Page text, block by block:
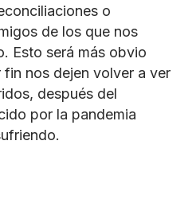
o
de los que nos
Esto será más obvio
nos dejen volver a ver
después del
por la pandemia